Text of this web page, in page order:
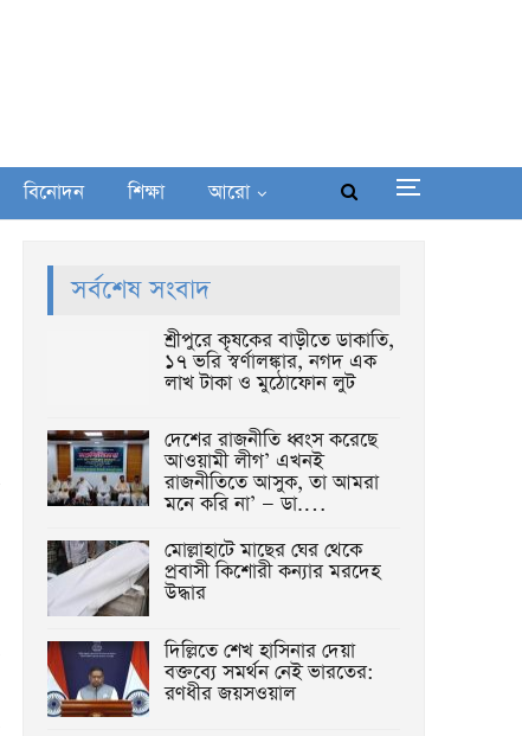
বিনোদন শিক্ষা আরো
সর্বশেষ সংবাদ
শ্রীপুরে কৃষকের বাড়ীতে ডাকাতি,
১৭ ভরি স্বর্ণালঙ্কার, নগদ এক
লাখ টাকা ও মুঠোফোন লুট
দেশের রাজনীতি ধ্বংস করেছে
আওয়ামী লীগ’ এখনই
রাজনীতিতে আসুক, তা আমরা
মনে করি না’ — ডা.…
মোল্লাহাটে মাছের ঘের থেকে
প্রবাসী কিশোরী কন্যার মরদেহ
উদ্ধার
দিল্লিতে শেখ হাসিনার দেয়া
বক্তব্যে সমর্থন নেই ভারতের:
রণধীর জয়সওয়াল